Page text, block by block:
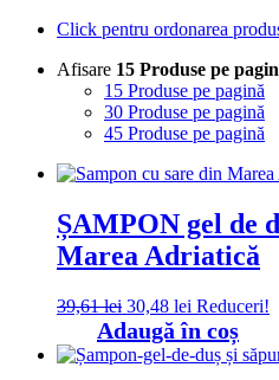
Click pentru ordonarea
Afisare 15 Produse pe
15 Produse pe pagină
30 Produse pe pagină
45 Produse pe pagină
ȘAMPON gel de
Marea Adriatică
39,61lei Prețul
inițial
a
fost:
30,48 lei Prețul
curent
este:
30,48 lei.
Reduceri!
Adaugă în coș